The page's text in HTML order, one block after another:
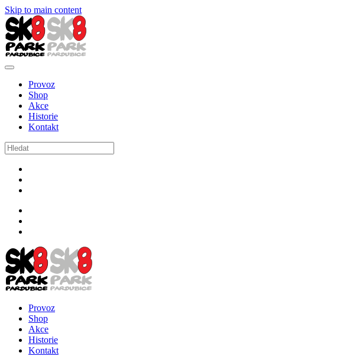
Skip to main content
Provoz
Shop
Akce
Historie
Kontakt
Provoz
Shop
Akce
Historie
Kontakt